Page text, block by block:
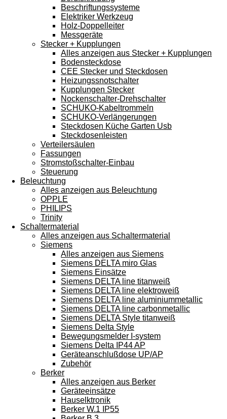
Beschriftungssysteme
Elektriker Werkzeug
Holz-Doppelleiter
Messgeräte
Stecker + Kupplungen
Alles anzeigen aus Stecker + Kupplungen
Bodensteckdose
CEE Stecker und Steckdosen
Heizungssnotschalter
Kupplungen Stecker
Nockenschalter-Drehschalter
SCHUKO-Kabeltrommeln
SCHUKO-Verlängerungen
Steckdosen Küche Garten Usb
Steckdosenleisten
Verteilersäulen
Fassungen
Stromstoßschalter-Einbau
Steuerung
Beleuchtung
Alles anzeigen aus Beleuchtung
OPPLE
PHILIPS
Trinity
Schaltermaterial
Alles anzeigen aus Schaltermaterial
Siemens
Alles anzeigen aus Siemens
Siemens DELTA miro Glas
Siemens Einsätze
Siemens DELTA line titanweiß
Siemens DELTA line elektroweiß
Siemens DELTA line aluminiummetallic
Siemens DELTA line carbonmetallic
Siemens DELTA Style titanweiß
Siemens Delta Style
Bewegungsmelder I-system
Siemens Delta IP44 AP
Geräteanschlußdose UP/AP
Zubehör
Berker
Alles anzeigen aus Berker
Geräteeinsätze
Hauselktronik
Berker W.1 IP55